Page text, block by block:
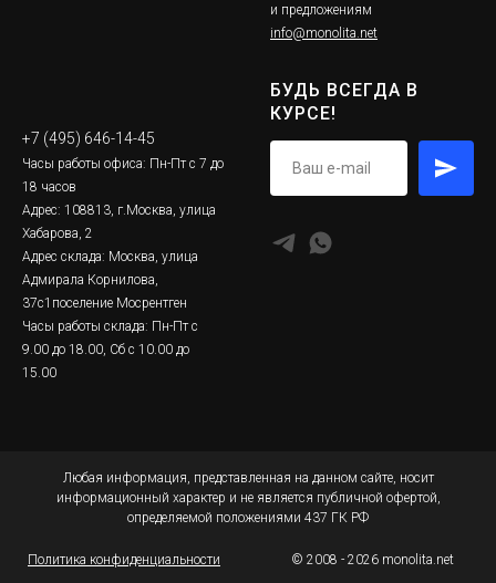
и предложениям
info@monolita.net
+7 (495) 646-14-45
Часы работы офиса: Пн-Пт с 7 до
18 часов
Адрес: 108813, г.Москва, улица
Хабарова, 2
Адрес склада: Москва, улица
Адмирала Корнилова,
37с1поселение Мосрентген
Часы работы склада: Пн-Пт с
9.00 до 18.00, Сб с 10.00 до
15.00
БУДЬ ВСЕГДА В
КУРСЕ!
Любая информация, представленная на данном сайте, носит
информационный характер и не является публичной офертой,
определяемой положениями 437 ГК РФ
Политика конфиденциальности © 2008 - 2026 monolita.net